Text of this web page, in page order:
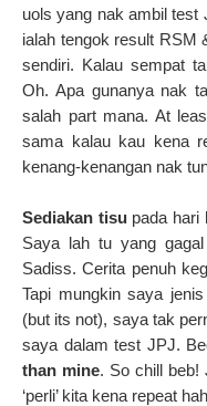
uols yang nak ambil test
ialah tengok result RSM
sendiri. Kalau sempat
Oh. Apa gunanya nak
salah part mana. At
sama kalau kau kena
kenang-kenangan nak
Sediakan tisu pada hari
Saya lah tu yang
Sadiss. Cerita penuh
Tapi mungkin saya jenis
(but its not), saya tak
saya dalam test JPJ.
than mine. So chill beb!
‘perli’ kita kena repeat